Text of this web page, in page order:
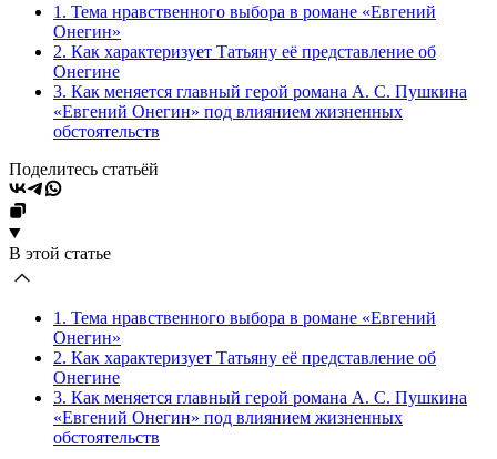
1. Тема нравственного выбора в романе «Евгений
Онегин»
2. Как характеризует Татьяну её представление об
Онегине
3. Как меняется главный герой романа А. С. Пушкина
«Евгений Онегин» под влиянием жизненных
обстоятельств
Поделитесь статьёй
В этой статье
1. Тема нравственного выбора в романе «Евгений
Онегин»
2. Как характеризует Татьяну её представление об
Онегине
3. Как меняется главный герой романа А. С. Пушкина
«Евгений Онегин» под влиянием жизненных
обстоятельств